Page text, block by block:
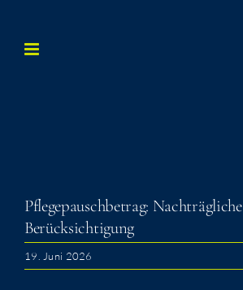
Inhalt
Pfle­ge­pausch­be­trag: Nach­träg­li­che
Berücksichtigung
19. Juni 2026